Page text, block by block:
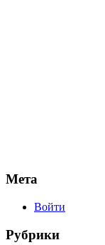
Мета
Войти
Рубрики